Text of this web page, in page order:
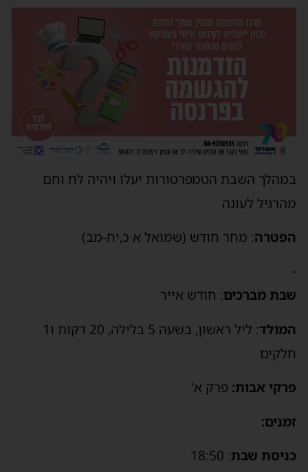
במהלך השבת הטמפרטורות יעלו ויהיה לח וחם
מהרגיל לעונה
הפטרה: מחר חודש (שמואל א כ,יח-מב)
-
שבת מברכים: חודש אייר
המולד
: ליל ראשון, בשעה 5 בלילה, 20 דקות ו1
חלקים
פרקי אבות: פרק א'
זמנים:
כניסת שבת: 18:50